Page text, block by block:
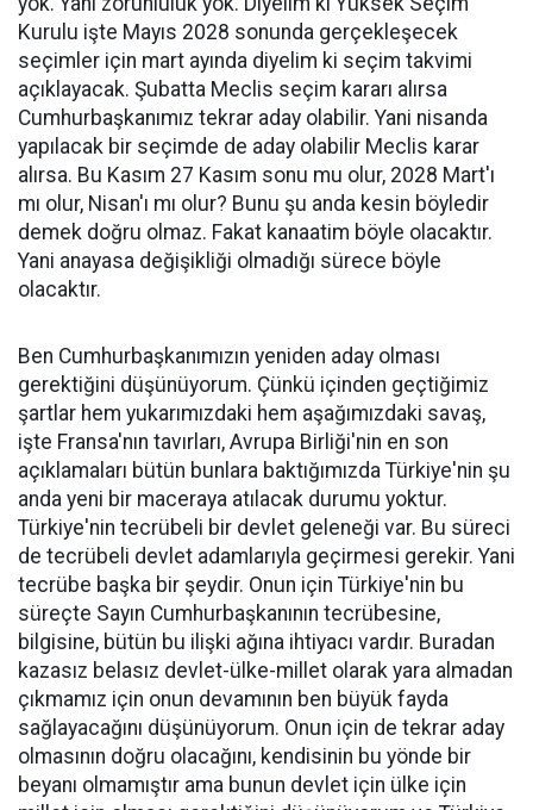
Kurulu işte Mayıs 2028 sonunda gerçekleşecek
seçimler için mart ayında diyelim ki seçim takvimi
açıklayacak. Şubatta Meclis seçim kararı alırsa
Cumhurbaşkanımız tekrar aday olabilir. Yani nisanda
yapılacak bir seçimde de aday olabilir Meclis karar
alırsa. Bu Kasım 27 Kasım sonu mu olur, 2028 Mart'ı
mı olur, Nisan'ı mı olur? Bunu şu anda kesin böyledir
demek doğru olmaz. Fakat kanaatim böyle olacaktır.
Yani anayasa değişikliği olmadığı sürece böyle
olacaktır.
Ben Cumhurbaşkanımızın yeniden aday olması
gerektiğini düşünüyorum. Çünkü içinden geçtiğimiz
şartlar hem yukarımızdaki hem aşağımızdaki savaş,
işte Fransa'nın tavırları, Avrupa Birliği'nin en son
açıklamaları bütün bunlara baktığımızda Türkiye'nin şu
anda yeni bir maceraya atılacak durumu yoktur.
Türkiye'nin tecrübeli bir devlet geleneği var. Bu süreci
de tecrübeli devlet adamlarıyla geçirmesi gerekir. Yani
tecrübe başka bir şeydir. Onun için Türkiye'nin bu
süreçte Sayın Cumhurbaşkanının tecrübesine,
bilgisine, bütün bu ilişki ağına ihtiyacı vardır. Buradan
kazasız belasız devlet-ülke-millet olarak yara almadan
çıkmamız için onun devamının ben büyük fayda
sağlayacağını düşünüyorum. Onun için de tekrar aday
olmasının doğru olacağını, kendisinin bu yönde bir
beyanı olmamıştır ama bunun devlet için ülke için